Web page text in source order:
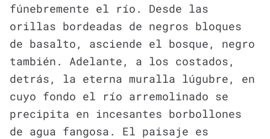
fúnebremente el río. Desde las
orillas bordeadas de negros bloques
de basalto, asciende el bosque, negro
también. Adelante, a los costados,
detrás, la eterna muralla lúgubre, en
cuyo fondo el río arremolinado se
precipita en incesantes borbollones
de agua fangosa. El paisaje es